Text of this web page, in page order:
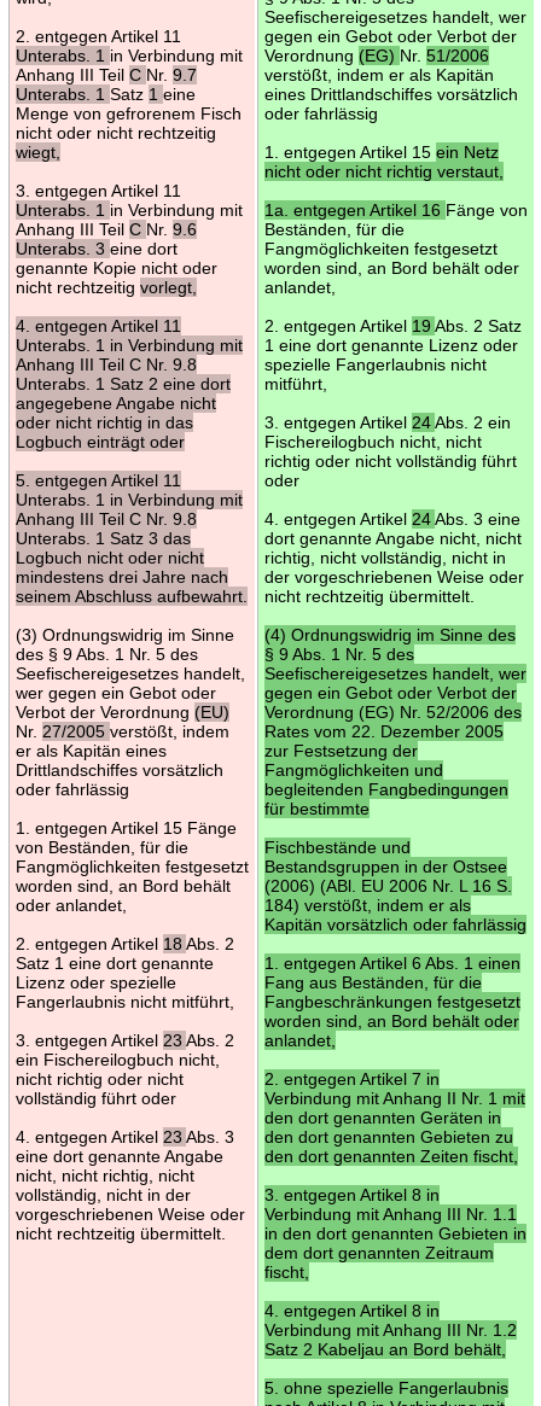
2. entgegen Artikel 11
Unterabs. 1 in Verbindung mit
Anhang III Teil C Nr. 9.7
Unterabs. 1 Satz 1 eine
Menge von gefrorenem Fisch
nicht oder nicht rechtzeitig
wiegt,
3. entgegen Artikel 11
Unterabs. 1 in Verbindung mit
Anhang III Teil C Nr. 9.6
Unterabs. 3 eine dort
genannte Kopie nicht oder
nicht rechtzeitig vorlegt,
4. entgegen Artikel 11
Unterabs. 1 in Verbindung mit
Anhang III Teil C Nr. 9.8
Unterabs. 1 Satz 2 eine dort
angegebene Angabe nicht
oder nicht richtig in das
Logbuch einträgt oder
5. entgegen Artikel 11
Unterabs. 1 in Verbindung mit
Anhang III Teil C Nr. 9.8
Unterabs. 1 Satz 3 das
Logbuch nicht oder nicht
mindestens drei Jahre nach
seinem Abschluss aufbewahrt.
(3) Ordnungswidrig im Sinne
des § 9 Abs. 1 Nr. 5 des
Seefischereigesetzes handelt,
wer gegen ein Gebot oder
Verbot der Verordnung (EU)
Nr. 27/2005 verstößt, indem
er als Kapitän eines
Drittlandschiffes vorsätzlich
oder fahrlässig
1. entgegen Artikel 15 Fänge
von Beständen, für die
Fangmöglichkeiten festgesetzt
worden sind, an Bord behält
oder anlandet,
2. entgegen Artikel 18 Abs. 2
Satz 1 eine dort genannte
Lizenz oder spezielle
Fangerlaubnis nicht mitführt,
3. entgegen Artikel 23 Abs. 2
ein Fischereilogbuch nicht,
nicht richtig oder nicht
vollständig führt oder
4. entgegen Artikel 23 Abs. 3
eine dort genannte Angabe
nicht, nicht richtig, nicht
vollständig, nicht in der
vorgeschriebenen Weise oder
nicht rechtzeitig übermittelt.
Seefischereigesetzes handelt, wer
gegen ein Gebot oder Verbot der
Verordnung (EG) Nr. 51/2006
verstößt, indem er als Kapitän
eines Drittlandschiffes vorsätzlich
oder fahrlässig
1. entgegen Artikel 15 ein Netz
nicht oder nicht richtig verstaut,
1a. entgegen Artikel 16 Fänge von
Beständen, für die
Fangmöglichkeiten festgesetzt
worden sind, an Bord behält oder
anlandet,
2. entgegen Artikel 19 Abs. 2 Satz
1 eine dort genannte Lizenz oder
spezielle Fangerlaubnis nicht
mitführt,
3. entgegen Artikel 24Abs. 2 ein
Fischereilogbuch nicht, nicht
richtig oder nicht vollständig führt
oder
4. entgegen Artikel 24Abs. 3 eine
dort genannte Angabe nicht, nicht
richtig, nicht vollständig, nicht in
der vorgeschriebenen Weise oder
nicht rechtzeitig übermittelt.
(4) Ordnungswidrig im Sinne des
§ 9 Abs. 1 Nr. 5 des
Seefischereigesetzes handelt, wer
gegen ein Gebot oder Verbot der
Verordnung (EG) Nr. 52/2006 des
Rates vom 22. Dezember 2005
zur Festsetzung der
Fangmöglichkeiten und
begleitenden Fangbedingungen
für bestimmte
Fischbestände und
Bestandsgruppen in der Ostsee
(2006) (ABl. EU 2006 Nr. L 16 S.
184) verstößt, indem er als
Kapitän vorsätzlich oder fahrlässig
1. entgegen Artikel 6 Abs. 1 einen
Fang aus Beständen, für die
Fangbeschränkungen festgesetzt
worden sind, an Bord behält oder
anlandet,
2. entgegen Artikel 7 in
Verbindung mit Anhang II Nr. 1 mit
den dort genannten Geräten in
den dort genannten Gebieten zu
den dort genannten Zeiten fischt,
3. entgegen Artikel 8 in
Verbindung mit Anhang III Nr. 1.1
in den dort genannten Gebieten in
dem dort genannten Zeitraum
fischt,
4. entgegen Artikel 8 in
Verbindung mit Anhang III Nr. 1.2
Satz 2 Kabeljau an Bord behält,
5. ohne spezielle Fangerlaubnis